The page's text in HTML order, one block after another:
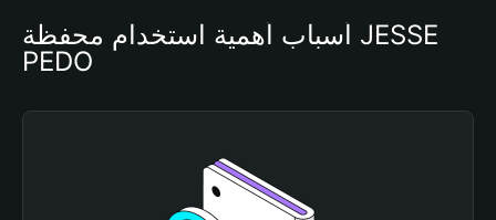
أسباب أهمية استخدام محفظة JESSE
PEDO